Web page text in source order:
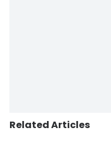
Related Articles